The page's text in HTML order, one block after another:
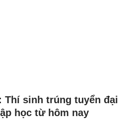
Thí sinh trúng tuyển đại
học từ hôm nay